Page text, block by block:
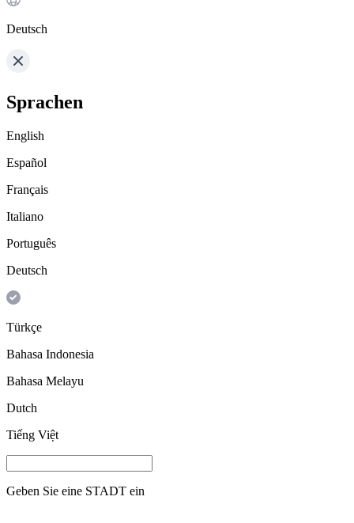
Deutsch
Sprachen
English
Español
Français
Italiano
Português
Deutsch
Türkçe
Bahasa Indonesia
Bahasa Melayu
Dutch
Tiếng Việt
Geben Sie eine STADT ein